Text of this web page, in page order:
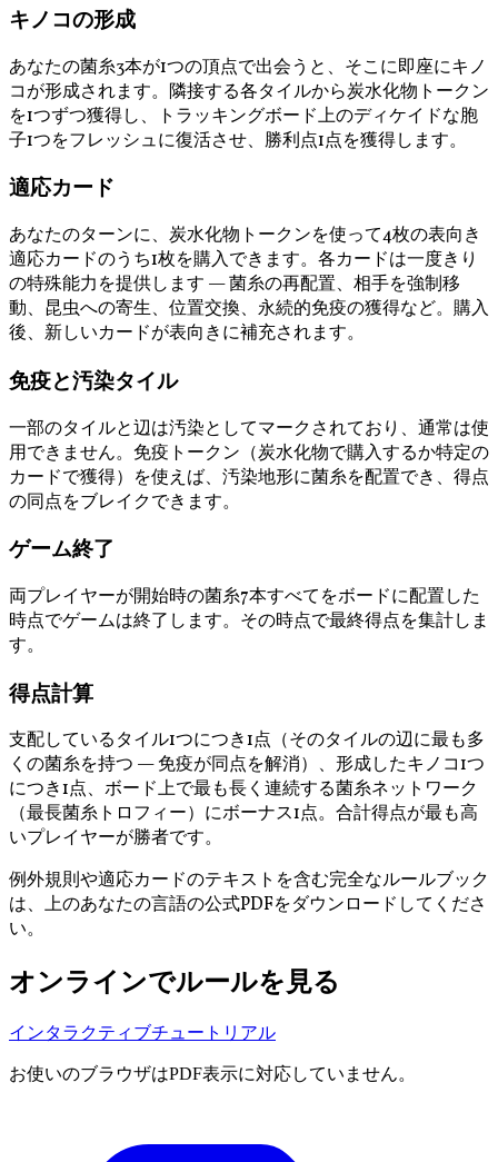
キノコの形成
あなたの菌糸3本が1つの頂点で出会うと、そこに即座にキノ
コが形成されます。隣接する各タイルから炭水化物トークン
を1つずつ獲得し、トラッキングボード上のディケイドな胞
子1つをフレッシュに復活させ、勝利点1点を獲得します。
適応カード
あなたのターンに、炭水化物トークンを使って4枚の表向き
適応カードのうち1枚を購入できます。各カードは一度きり
の特殊能力を提供します — 菌糸の再配置、相手を強制移
動、昆虫への寄生、位置交換、永続的免疫の獲得など。購入
後、新しいカードが表向きに補充されます。
免疫と汚染タイル
一部のタイルと辺は汚染としてマークされており、通常は使
用できません。免疫トークン（炭水化物で購入するか特定の
カードで獲得）を使えば、汚染地形に菌糸を配置でき、得点
の同点をブレイクできます。
ゲーム終了
両プレイヤーが開始時の菌糸7本すべてをボードに配置した
時点でゲームは終了します。その時点で最終得点を集計しま
す。
得点計算
支配しているタイル1つにつき1点（そのタイルの辺に最も多
くの菌糸を持つ — 免疫が同点を解消）、形成したキノコ1つ
につき1点、ボード上で最も長く連続する菌糸ネットワーク
（最長菌糸トロフィー）にボーナス1点。合計得点が最も高
いプレイヤーが勝者です。
例外規則や適応カードのテキストを含む完全なルールブック
は、上のあなたの言語の公式PDFをダウンロードしてくださ
い。
オンラインでルールを見る
インタラクティブチュートリアル
お使いのブラウザはPDF表示に対応していません。